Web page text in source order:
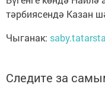
тәрбиясендә Казан
Чыганак:
Следите за